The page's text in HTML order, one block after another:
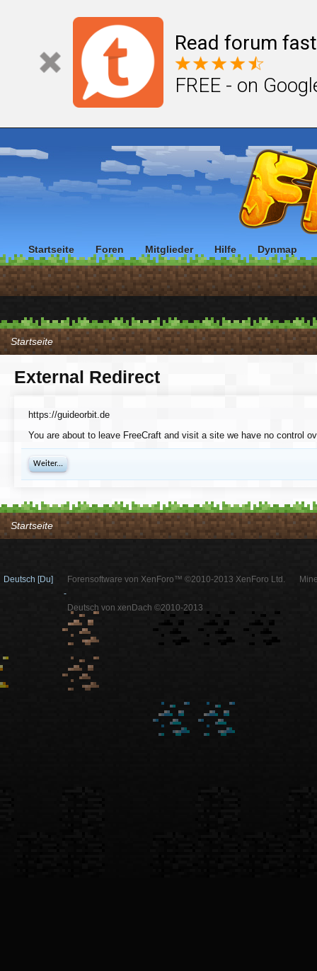
Read forum
FREE - on
Startseite
External Redirect
https://guideorbit.de
You are about to leave FreeCraft and visit a site we have no control
Weiter...
Startseite
Startseite Foren Mitglieder Hilfe Dynmap
Deutsch [Du]
Forensoftware von XenForo™ ©2010-2013 XenForo Ltd.
-
Deutsch von xenDach ©2010-2013